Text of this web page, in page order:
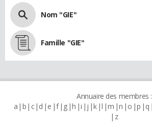
Nom "GIE"
Famille "GIE"
Annuaire des membres :
a b c d e f g h i j k l m n o p q
z